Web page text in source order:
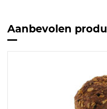
Aanbevolen